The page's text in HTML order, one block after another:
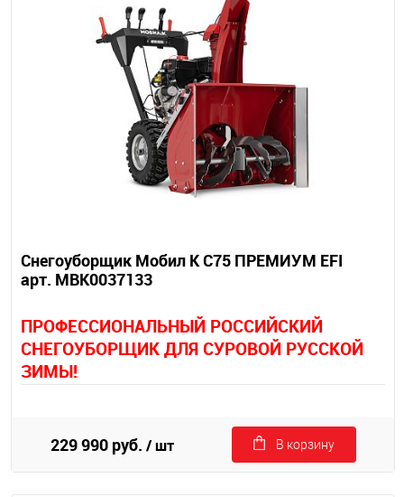
Снегоуборщик Мобил К С75 ПРЕМИУМ EFI
арт. MBK0037133
ПРОФЕССИОНАЛЬНЫЙ РОССИЙСКИЙ
СНЕГОУБОРЩИК ДЛЯ СУРОВОЙ РУССКОЙ
ЗИМЫ!
229 990 руб. / шт В корзину